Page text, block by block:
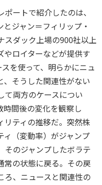
ートで紹介したのは、
ジャン＝フィリップ・
スダック上場の900社以上
やロイターなどが提供す
を使って、明らかにニュ
、そうした関連性がない
て両方のケースについ
時間後の変化を観察し
リティの推移だ。突然株
ィ（変動率）がジャンプ
そのジャンプしたボラテ
常の状態に戻る。その戻
ろ、ニュースと関連性の